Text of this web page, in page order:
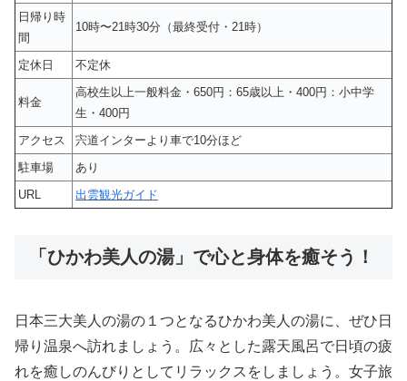
日帰り時
間
10時〜21時30分（最終受付・21時）
定休日 不定休
料金
高校生以上一般料金・650円：65歳以上・400円：小中学
生・400円
アクセス
宍道インターより車で10分ほど
駐車場
あり
URL
出雲観光ガイド
「ひかわ美人の湯」で心と身体を癒そう！
日本三大美人の湯の１つとなるひかわ美人の湯に、ぜひ日
帰り温泉へ訪れましょう。広々とした露天風呂で日頃の疲
れを癒しのんびりとしてリラックスをしましょう。女子旅